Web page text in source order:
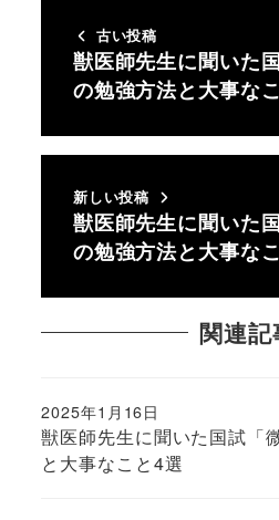
古い投稿
獣医師先生に聞いた
の勉強方法と大事な
新しい投稿
獣医師先生に聞いた
の勉強方法と大事な
関連記
獣医師先生に聞いた国試「
と大事なこと4選
投稿日
2025年1月16日